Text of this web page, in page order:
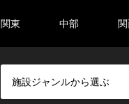
関東 中部
施設ジャンルから選ぶ